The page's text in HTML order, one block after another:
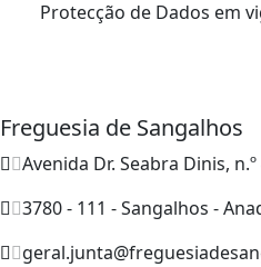
Protecção de Dados em
Freguesia de Sangalhos
Avenida Dr. Seabra Dinis,
3780 - 111 - Sangalhos -